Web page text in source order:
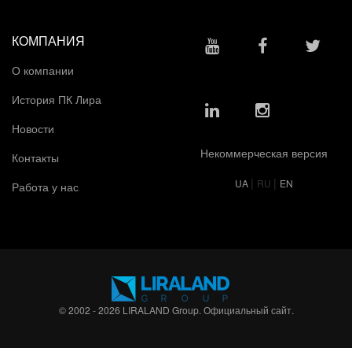
КОМПАНИЯ
О компании
История ПК Лира
Новости
Контакты
Работа у нас
Некоммерческая версия
UA | RU | EN
© 2002 - 2026 LIRALAND Group. Официальный сайт.